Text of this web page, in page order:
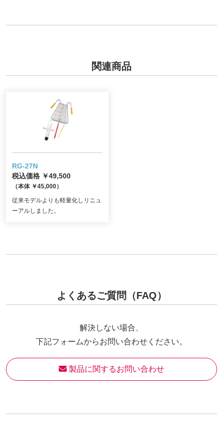
関連商品
RG-27N
税込価格 ￥49,500
（本体 ￥45,000）
従来モデルよりも軽量化しリニュ
ーアルしました。
よくあるご質問（FAQ）
解決しない場合、
下記フォームからお問い合わせください。
製品に関するお問い合わせ